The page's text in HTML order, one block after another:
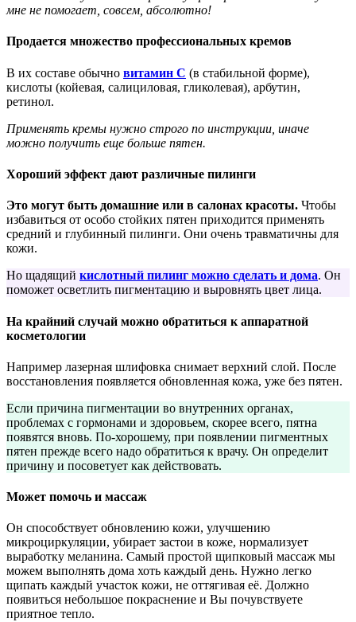
мне не помогает, совсем, абсолютно!
Продается множество профессиональных кремов
В их составе обычно витамин С (в стабильной форме),
кислоты (койевая, салициловая, гликолевая), арбутин,
ретинол.
Применять кремы нужно строго по инструкции, иначе
можно получить еще больше пятен.
Хороший эффект дают различные пилинги
Это могут быть домашние или в салонах красоты. Чтобы
избавиться от особо стойких пятен приходится применять
средний и глубинный пилинги. Они очень травматичны для
кожи.
Но щадящий кислотный пилинг можно сделать и дома. Он
поможет осветлить пигментацию и выровнять цвет лица.
На крайний случай можно обратиться к аппаратной
косметологии
Например лазерная шлифовка снимает верхний слой. После
восстановления появляется обновленная кожа, уже без пятен.
Если причина пигментации во внутренних органах,
проблемах с гормонами и здоровьем, скорее всего, пятна
появятся вновь. По-хорошему, при появлении пигментных
пятен прежде всего надо обратиться к врачу. Он определит
причину и посоветует как действовать.
Может помочь и массаж
Он способствует обновлению кожи, улучшению
микроциркуляции, убирает застои в коже, нормализует
выработку меланина. Самый простой щипковый массаж мы
можем выполнять дома хоть каждый день. Нужно легко
щипать каждый участок кожи, не оттягивая её. Должно
появиться небольшое покраснение и Вы почувствуете
приятное тепло.